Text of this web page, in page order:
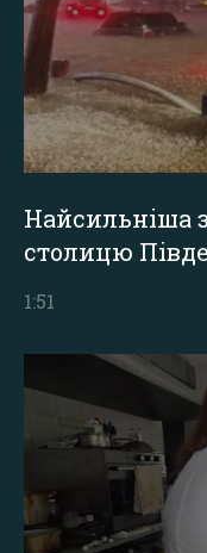
Найсильніша
столицю
1:51